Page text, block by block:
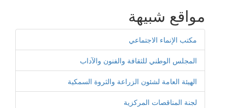
مواقع شبيهة
مكتب الإنماء الاجتماعي
المجلس الوطني للثقافة والفنون والآداب
الهيئة العامة لشئون الزراعة والثروة السمكية
لجنة المناقصات المركزية